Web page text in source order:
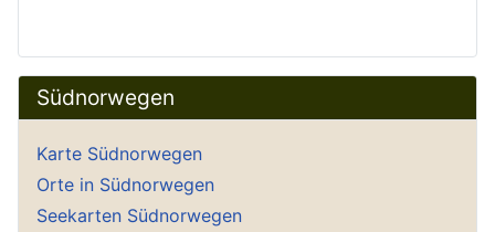
Südnorwegen
Karte Südnorwegen
Orte in Südnorwegen
Seekarten Südnorwegen